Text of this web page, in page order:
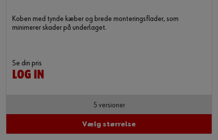
Koben med tynde kæber og brede monteringsflader, som
minimerer skader på underlaget.
Se din pris
LOG IN
5 versioner
Vælg størrelse